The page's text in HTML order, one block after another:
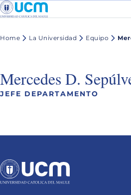
Home La Universidad Equipo
Mercedes D.
JEFE DEPARTAMENTO